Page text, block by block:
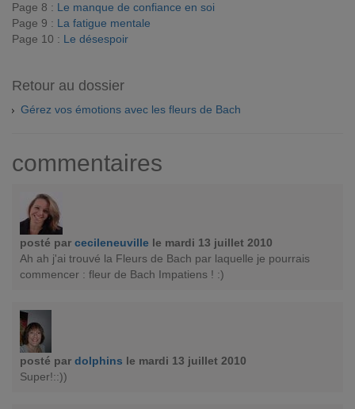
Page 8 : Le manque de confiance en soi
Page 9 : La fatigue mentale
Page 10 : Le désespoir
Retour au dossier
Gérez vos émotions avec les fleurs de Bach
commentaires
posté par cecileneuville le mardi 13 juillet 2010
Ah ah j'ai trouvé la Fleurs de Bach par laquelle je pourrais
commencer : fleur de Bach Impatiens ! :)
posté par dolphins le mardi 13 juillet 2010
Super!::))